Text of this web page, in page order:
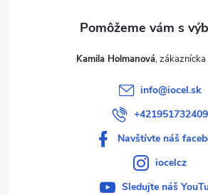
Kamila Holmanová
info@iocel.sk
+421951732409
Navštívte náš
iocelcz
Sledujte náš